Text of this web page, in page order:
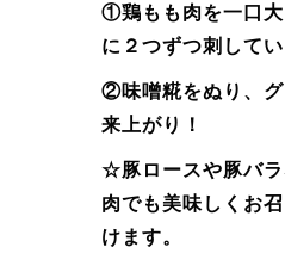
①鶏もも肉を一口
に２つずつ刺してい
②味噌糀をぬり、グ
来上がり！
☆豚ロースや豚バ
肉でも美味しくお
けます。